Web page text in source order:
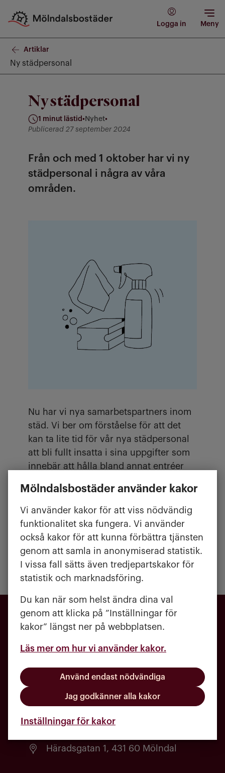
Mölndalsbostäder använder kakor
Vi använder kakor för att viss nödvändig
funktionalitet ska fungera. Vi använder
också kakor för att kunna förbättra tjänsten
genom att samla in anonymiserad statistik.
I vissa fall sätts även tredjepartskakor för
statistik och marknadsföring.
Du kan när som helst ändra dina val
genom att klicka på ”Inställningar för
kakor” längst ner på webbplatsen.
Läs mer om hur vi använder kakor.
Använd endast nödvändiga
Jag godkänner alla kakor
Inställningar för kakor
Logga in Meny
Artiklar
Ny städpersonal
Ny städpersonal
1 minut lästid • Nyhet•
Kategori: Nyhet
Publicerad 27 september 2024
Från och med 1 oktober har vi ny
städpersonal i några av våra
områden.
Nu har vi nya samarbetspartners inom
städ. Vi ber om förståelse för att det
kan ta lite tid för vår nya städpersonal
att bli fullt insatta i sina uppgifter som
innebär att hålla bland annat entréer
bor är det antingen Samhall eller
Forenede Service som kommer att
ansvara för städningen. Heljereds
Byväg och Kålleredgården påverkas
inte av förändringen
031 - 720 84 00
kundcenter@molndalsbostader.se
Häradsgatan 1, 431 60 Mölndal